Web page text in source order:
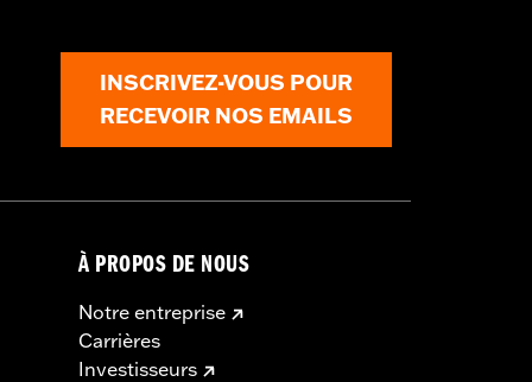
INSCRIVEZ-VOUS POUR
RECEVOIR NOS EMAILS
À PROPOS DE NOUS
Notre entreprise
Carrières
Investisseurs